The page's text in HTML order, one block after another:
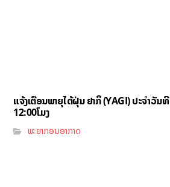
ແຈ້ງເຕືອນພາຍຸໄຕ້ຝຸ່ນ ຢາກິ (YAGI)​ ປະຈໍາວັນ
12:00ໂມງ
ພະຍາກອນອາກາດ